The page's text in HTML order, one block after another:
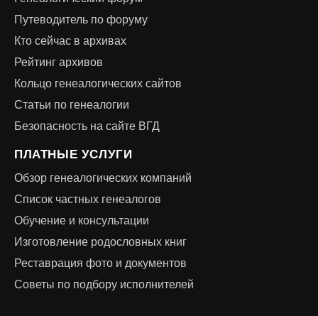
Путеводитель по форуму
Кто сейчас в архивах
Рейтинг архивов
Кольцо генеалогических сайтов
Статьи по генеалогии
Безопасность на сайте ВГД
ПЛАТНЫЕ УСЛУГИ
Обзор генеалогических компаний
Список частных генеалогов
Обучение и консультации
Изготовление родословных книг
Реставрация фото и документов
Советы по подбору исполнителей